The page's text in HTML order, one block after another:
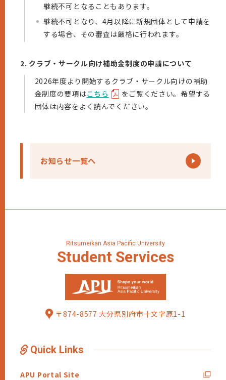
継続不可となることもあります。
継続不可となり、4月以降に新規団体として申請を
する場合、その審査は厳格に行われます。
2. クラブ・サークル向け補助金制度の申請について
2026年度より開始するクラブ・サークル向けの補助
金制度の要項はこちら
をご覧ください。希望する
団体は内容をよく読んでください。
お知らせ一覧へ
Ritsumeikan Asia Pacific University
Student Services
〒874-8577 大分県別府市十文字原1-1
Quick Links
APU Portal Site